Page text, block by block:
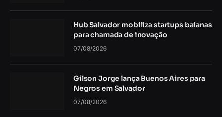
Hub Salvador mobiliza startups baianas
para chamada de inovação
07/08/2026
Gilson Jorge lança Buenos Aires para
Negros em Salvador
07/08/2026